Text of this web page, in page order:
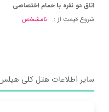
اتاق دو نفره با حمام اختصاصی
شروع قیمت از :
نامشخص
سایر اطلاعات هتل کلی